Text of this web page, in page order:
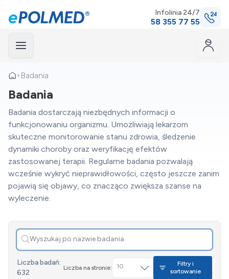
Infolinia 24/7
58 355 77 55
Badania
Badania
Badania dostarczają niezbędnych informacji o
funkcjonowaniu organizmu. Umożliwiają lekarzom
skuteczne monitorowanie stanu zdrowia, śledzenie
dynamiki choroby oraz weryfikację efektów
zastosowanej terapii. Regularne badania pozwalają
wcześnie wykryć nieprawidłowości, często jeszcze zanim
pojawią się objawy, co znacząco zwiększa szanse na
wyleczenie.
Liczba badań:
632
Liczba na stronie: 10
Filtry i
sortowanie